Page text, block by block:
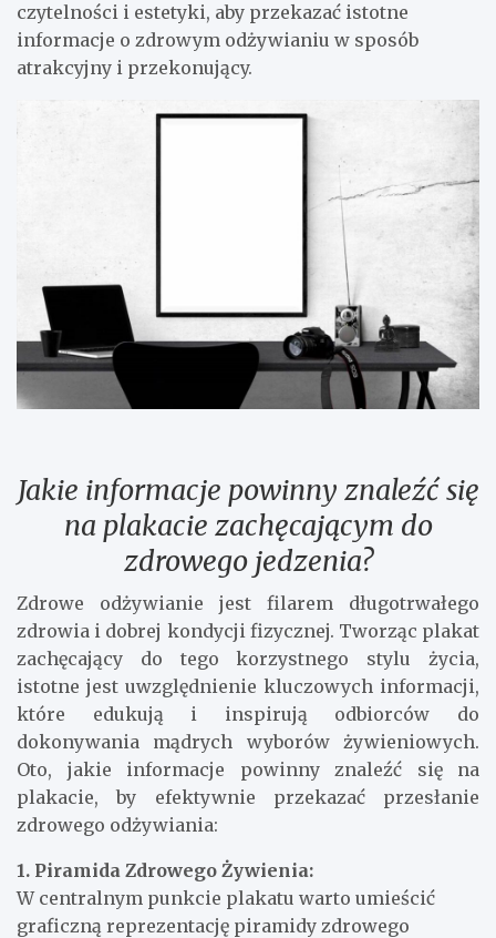
czytelności i estetyki, aby przekazać istotne
informacje o zdrowym odżywianiu w sposób
atrakcyjny i przekonujący.
Jakie informacje powinny znaleźć się
na plakacie zachęcającym do
zdrowego jedzenia?
Zdrowe odżywianie jest filarem długotrwałego
zdrowia i dobrej kondycji fizycznej. Tworząc plakat
zachęcający do tego korzystnego stylu życia,
istotne jest uwzględnienie kluczowych informacji,
które edukują i inspirują odbiorców do
dokonywania mądrych wyborów żywieniowych.
Oto, jakie informacje powinny znaleźć się na
plakacie, by efektywnie przekazać przesłanie
zdrowego odżywiania:
1. Piramida Zdrowego Żywienia:
W centralnym punkcie plakatu warto umieścić
graficzną reprezentację piramidy zdrowego